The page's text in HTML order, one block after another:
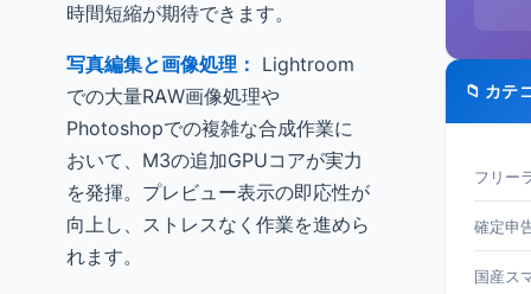
時間短縮が期待できます。
写真編集と画像処理： Lightroom
での大量RAW画像処理や
Photoshopでの複雑な合成作業に
おいて、M3の追加GPUコアが実力
を発揮。プレビュー表示の即応性が
向上し、ストレスなく作業を進めら
れます。
📁 カテ
フリー
確定申
国産ス